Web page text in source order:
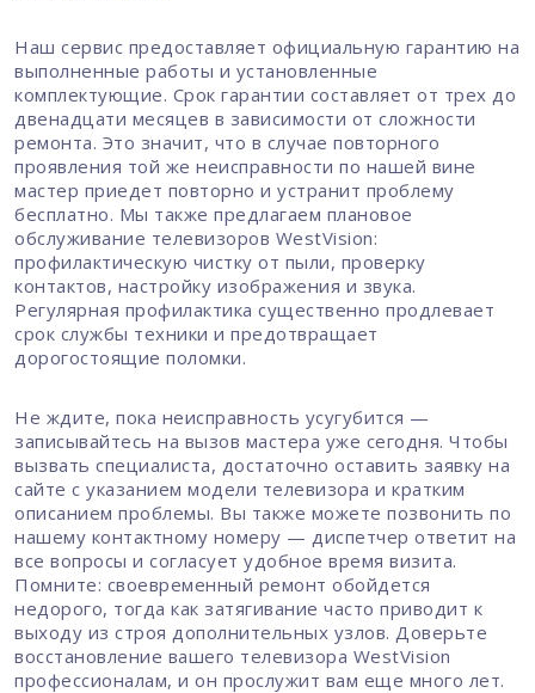
Наш сервис предоставляет официальную гарантию на
выполненные работы и установленные
комплектующие. Срок гарантии составляет от трех до
двенадцати месяцев в зависимости от сложности
ремонта. Это значит, что в случае повторного
проявления той же неисправности по нашей вине
мастер приедет повторно и устранит проблему
бесплатно. Мы также предлагаем плановое
обслуживание телевизоров WestVision:
профилактическую чистку от пыли, проверку
контактов, настройку изображения и звука.
Регулярная профилактика существенно продлевает
срок службы техники и предотвращает
дорогостоящие поломки.
Не ждите, пока неисправность усугубится —
записывайтесь на вызов мастера уже сегодня. Чтобы
вызвать специалиста, достаточно оставить заявку на
сайте с указанием модели телевизора и кратким
описанием проблемы. Вы также можете позвонить по
нашему контактному номеру — диспетчер ответит на
все вопросы и согласует удобное время визита.
Помните: своевременный ремонт обойдется
недорого, тогда как затягивание часто приводит к
выходу из строя дополнительных узлов. Доверьте
восстановление вашего телевизора WestVision
профессионалам, и он прослужит вам еще много лет.